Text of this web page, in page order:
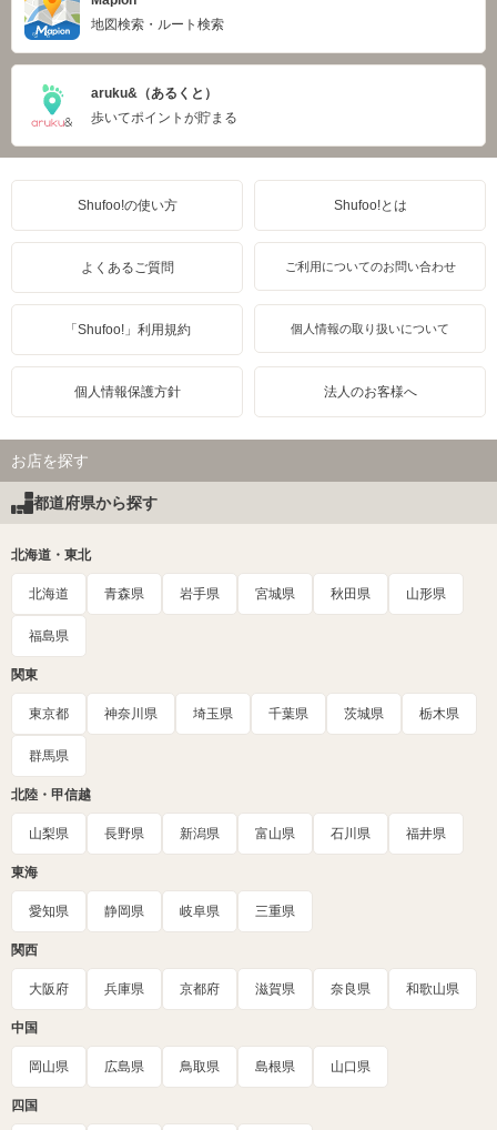
地図検索・ルート検索
aruku&（あるくと）
歩いてポイントが貯まる
Shufoo!の使い方 Shufoo!とは
よくあるご質問 ご利用についてのお問い合わせ
「Shufoo!」利用規約 個人情報の取り扱いについて
個人情報保護方針 法人のお客様へ
お店を探す
都道府県から探す
北海道・東北
北海道 青森県 岩手県 宮城県 秋田県 山形県
福島県
関東
東京都 神奈川県 埼玉県 千葉県 茨城県 栃木県
群馬県
北陸・甲信越
山梨県 長野県 新潟県 富山県 石川県 福井県
東海
愛知県 静岡県 岐阜県 三重県
関西
大阪府 兵庫県 京都府 滋賀県 奈良県 和歌山県
中国
岡山県 広島県 鳥取県 島根県 山口県
四国